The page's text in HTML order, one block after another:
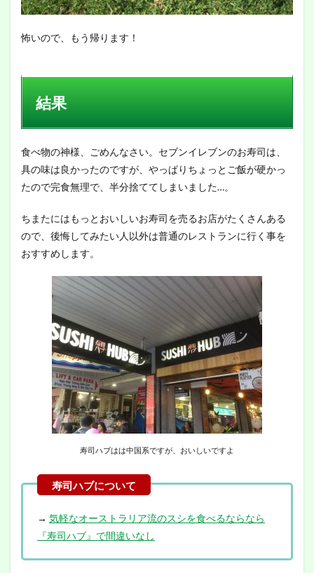
怖いので、もう帰ります！
結果
食べ物の神様、ごめんなさい。セブンイレブンのお寿司は、
具の味は良かったのですが、やっぱりちょっとご飯が硬かっ
たので完食無理で、半分捨ててしまいました…。
ちまたにはもっとおいしいお寿司を売るお店がたくさんある
ので、後悔してみたい人以外は普通のレストランに行く事を
おすすめします。
寿司ハブはは中国系ですが、おいしいですよ
→ 気軽なオーストラリア流のスシを食べるならなら
『寿司ハブ』で間違いなし